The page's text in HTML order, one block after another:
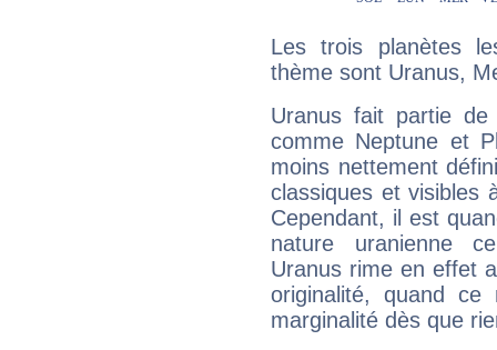
Les trois planètes
thème sont Uranus,
Uranus fait partie
comme Neptune et
moins nettement
classiques et visibles
Cependant, il est
nature uranienne
Uranus rime en effet
originalité, quand ce
marginalité dès que